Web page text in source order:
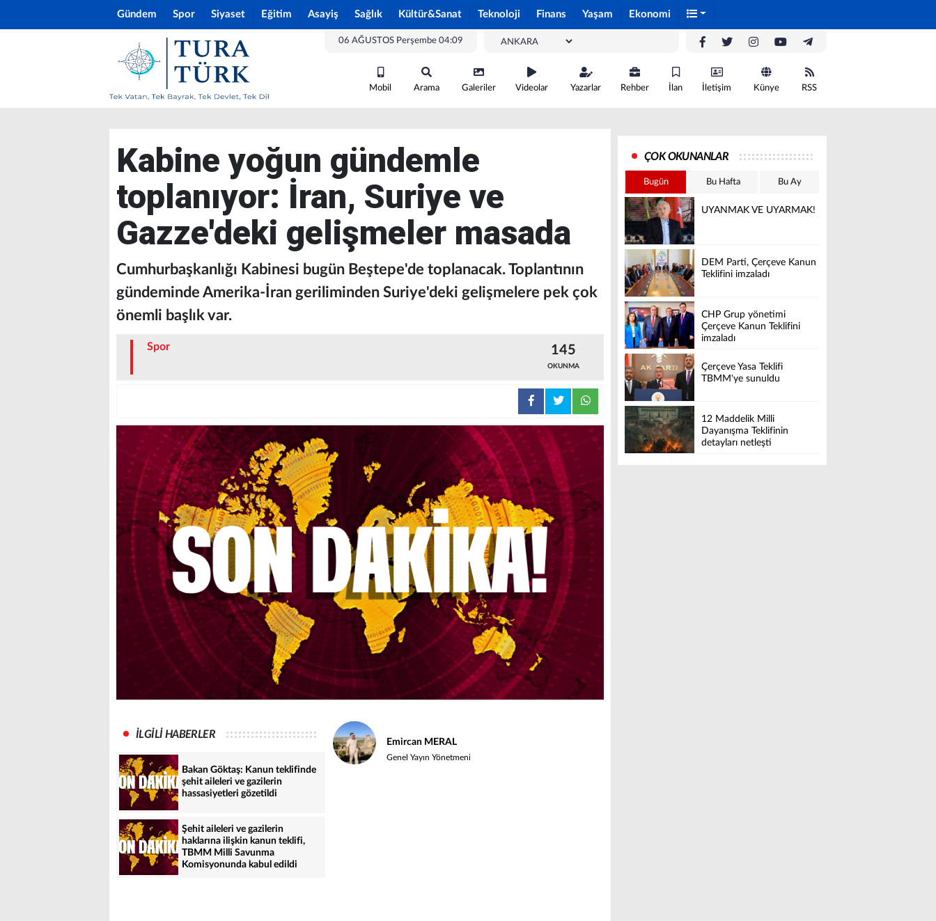
Gündem Spor Siyaset Eğitim Asayiş Sağlık Kültür&Sanat Teknoloji Finans Yaşam Ekonomi
06 AĞUSTOS Perşembe 04:09
Mobil Arama Galeriler Videolar Yazarlar Rehber İlan İletişim Künye RSS
Kabine yoğun gündemle
toplanıyor: İran, Suriye ve
Gazze'deki gelişmeler masada
Cumhurbaşkanlığı Kabinesi bugün Beştepe'de toplanacak. Toplantının
gündeminde Amerika-İran geriliminden Suriye'deki gelişmelere pek çok
önemli başlık var.
Spor 145
OKUNMA
İLGİLİ HABERLER
Bakan Göktaş: Kanun teklifinde
şehit aileleri ve gazilerin
hassasiyetleri gözetildi
Şehit aileleri ve gazilerin
haklarına ilişkin kanun teklifi,
TBMM Milli Savunma
Komisyonunda kabul edildi
Emircan MERAL
Genel Yayın Yönetmeni
ÇOK OKUNANLAR
Bugün Bu Hafta Bu Ay
UYANMAK VE UYARMAK!
DEM Parti, Çerçeve Kanun
Teklifini imzaladı
CHP Grup yönetimi
Çerçeve Kanun Teklifini
imzaladı
Çerçeve Yasa Teklifi
TBMM'ye sunuldu
12 Maddelik Milli
Dayanışma Teklifinin
detayları netleşti